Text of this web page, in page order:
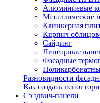
Алюминиевые
Металлические
Клинкерная
Кирпич
Сайдинг
Линеарные
Фасадные
Разновидности
Как создать
Сэндвич-панели